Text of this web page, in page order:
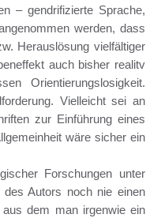
– gendrifizierte Sprache,
werden, dass
Herauslösung vielfältiger
auch bisher realitv
Orientierungslosigkeit.
Vielleicht sei an
zur Einführung eines
wäre sicher ein
Forschungen unter
des Autors noch nie einen
dem man irgenwie ein